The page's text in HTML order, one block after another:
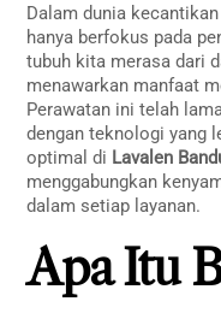
Dalam dunia
hanya berfokus pada
tubuh kita merasa dari
menawarkan manfaat
Perawatan ini telah
dengan teknologi yang
optimal di Lavalen
menggabungkan
dalam setiap layanan.
Apa Itu